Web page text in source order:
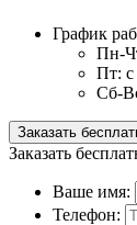
График
Пн-
Пт:
Сб-
Заказать
Заказать
Ваше имя:
Телефон: